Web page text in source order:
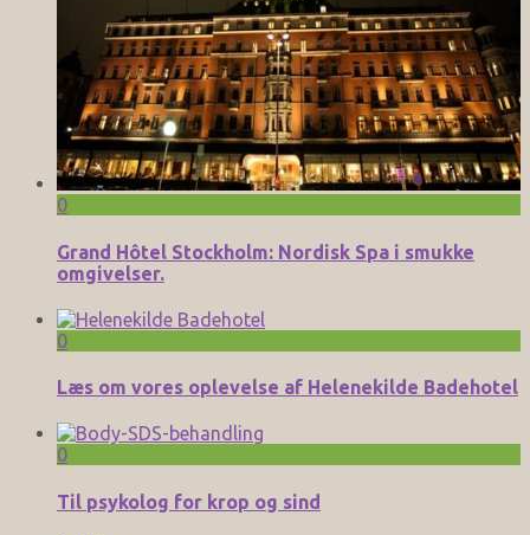
0
Grand Hôtel Stockholm: Nordisk Spa i smukke
omgivelser.
0
Læs om vores oplevelse af Helenekilde Badehotel
0
Til psykolog for krop og sind